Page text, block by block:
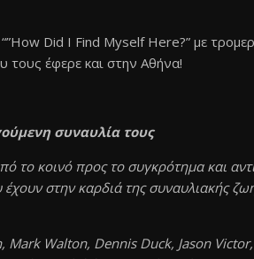
Did I Find Myself Here?” με
τους έφερε και στην Αθήνα!
συναυλία τους
το κοινό προς το συγκρότημα και
στην καρδιά της συναυλιακής
Mark Walton, Dennis Duck, Jason